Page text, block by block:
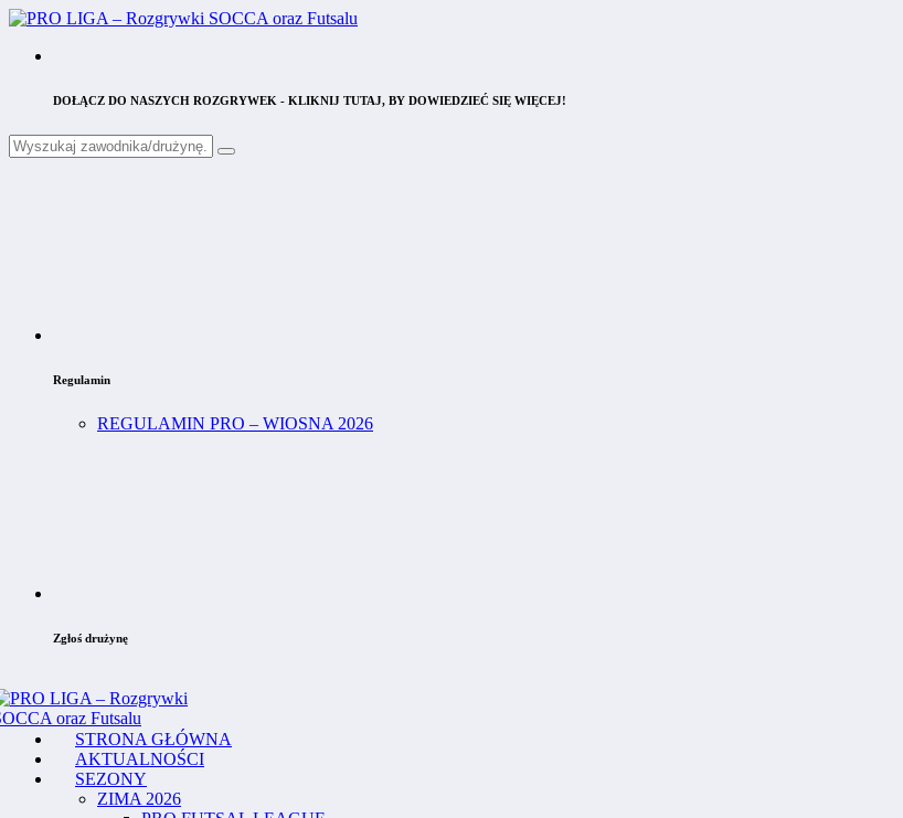
DOŁĄCZ DO NASZYCH ROZGRYWEK - KLIKNIJ TUTAJ, BY DOWIEDZIEĆ SIĘ WIĘCEJ!
Regulamin
REGULAMIN PRO – WIOSNA 2026
Zgłoś drużynę
STRONA GŁÓWNA
AKTUALNOŚCI
SEZONY
ZIMA 2026